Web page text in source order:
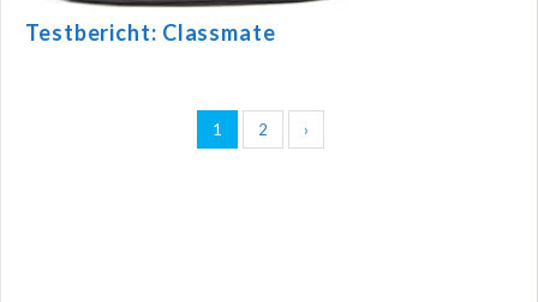
Testbericht: Classmate
1 2 ›